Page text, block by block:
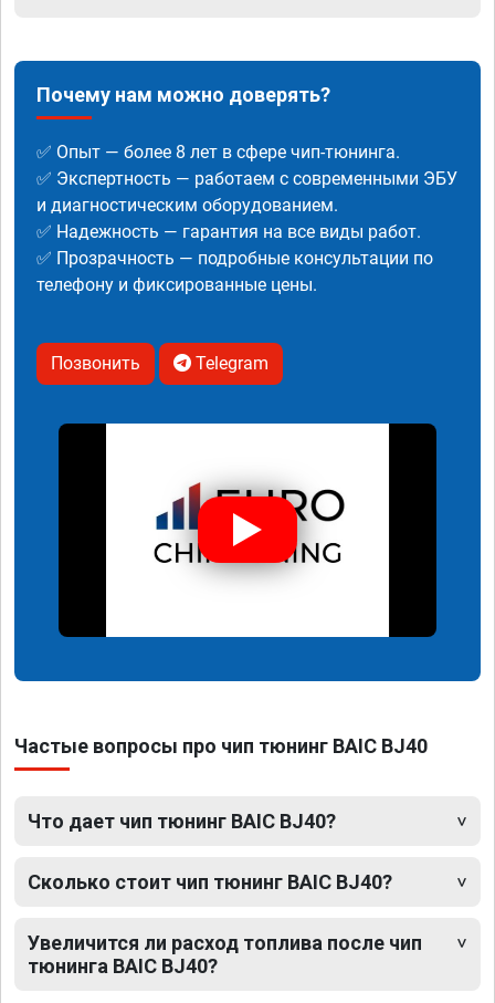
Почему нам можно доверять?
✅ Опыт — более 8 лет в сфере чип-тюнинга.
✅ Экспертность — работаем с современными ЭБУ
и диагностическим оборудованием.
✅ Надежность — гарантия на все виды работ.
✅ Прозрачность — подробные консультации по
телефону и фиксированные цены.
Позвонить Telegram
Частые вопросы про чип тюнинг BAIC BJ40
Что дает чип тюнинг BAIC BJ40?
Сколько стоит чип тюнинг BAIC BJ40?
Увеличится ли расход топлива после чип
тюнинга BAIC BJ40?